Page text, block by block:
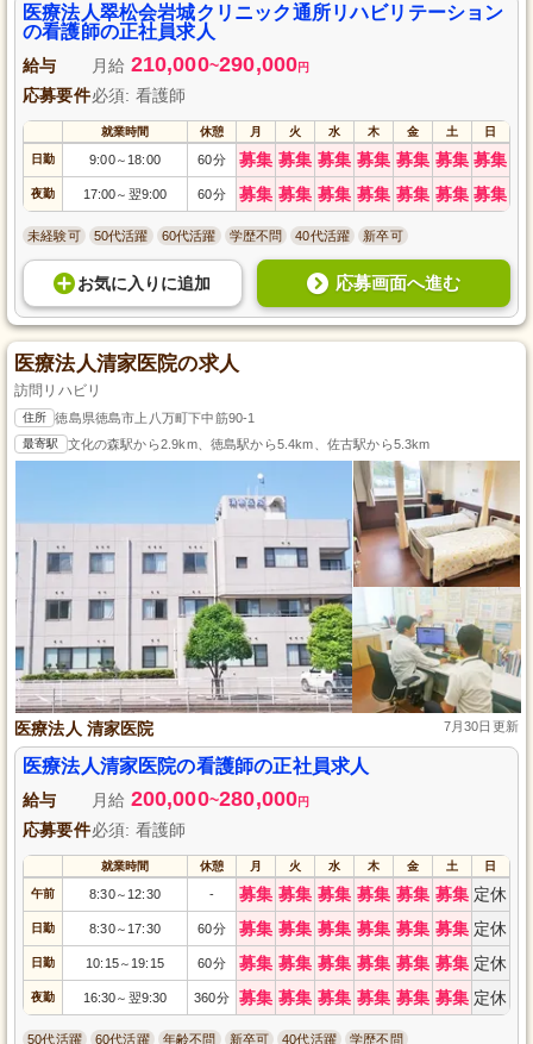
医療法人翠松会岩城クリニック通所リハビリテーション
の看護師の正社員求人
給与 月給 210,000~290,000円
応募要件必須: 看護師
就業時間 休憩 月 火 水 木 金 土 日
日勤 9:00～ 18:00 60分 募集 募集 募集 募集 募集 募集 募集
夜勤 17:00～ 翌9:00 60分 募集 募集 募集 募集 募集 募集 募集
未経験可 50代活躍 60代活躍 学歴不問 40代活躍 新卒可
お気に入り に追加 応募画面へ進む
医療法人清家医院の求人
訪問リハビリ
住所 徳島県徳島市上八万町下中筋90-1
最寄駅 文化の森駅から2.9km、徳島駅から5.4km、佐古駅から5.3km
医療法人 清家医院 7月30日更新
医療法人清家医院の看護師の正社員求人
給与 月給 200,000~280,000円
応募要件必須: 看護師
就業時間 休憩 月 火 水 木 金 土 日
午前 8:30～ 12:30 - 募集 募集 募集 募集 募集 募集 定休
日勤 8:30～ 17:30 60分 募集 募集 募集 募集 募集 募集 定休
日勤 10:15～ 19:15 60分 募集 募集 募集 募集 募集 募集 定休
夜勤 16:30～ 翌9:30 360分 募集 募集 募集 募集 募集 募集 定休
50代活躍 60代活躍 年齢不問 新卒可 40代活躍 学歴不問